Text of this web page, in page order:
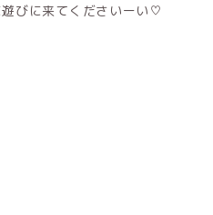
びに来てくださいーい♡